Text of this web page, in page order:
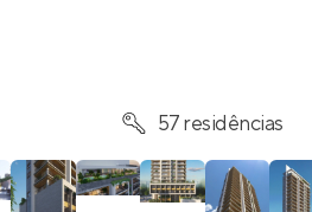
57 residências